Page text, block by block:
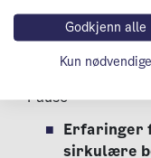
Venås
Pause
Erfaringer
sirkulære
Godkjenn alle
Kun nødvendige